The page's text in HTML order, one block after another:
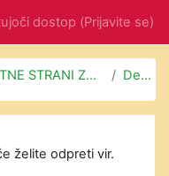
dostop (Prijavite se)
SPLETNE STRANI ZA UTRJEVANJE ZNANJA Dežela Lilibi
želite odpreti vir.